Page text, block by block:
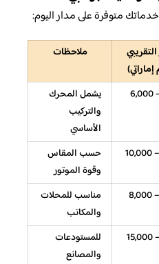
متوفرة على مدار اليوم:
ملاحظات
3,500 – 6,000
يشمل المحرك
والتركيب
الأساسي
6,000 – 10,000
حسب المقاس
وقوة الموتور
4,000 – 8,000
مناسب للمحلات
والمكاتب
7,000 – 15,000
للمستودعات
والمصانع